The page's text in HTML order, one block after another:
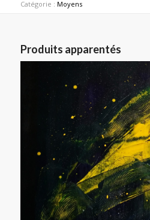
Catégorie : Moyens
Produits apparentés